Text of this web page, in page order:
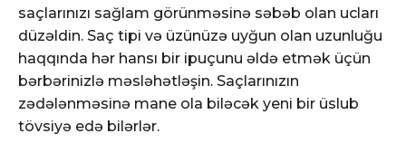
saçlarınızı sağlam görünməsinə səbəb olan ucları
düzəldin. Saç tipi və üzünüzə uyğun olan uzunluğu
haqqında hər hansı bir ipuçunu əldə etmək üçün
bərbərinizlə məsləhətləşin. Saçlarınızın
zədələnməsinə mane ola biləcək yeni bir üslub
tövsiyə edə bilərlər.